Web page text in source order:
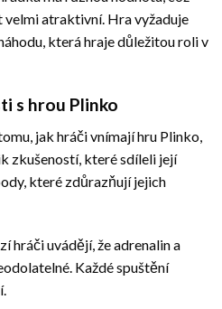
velmi atraktivní. Hra vyžaduje
která hraje důležitou roli v
s hrou Plinko
jak hráči vnímají hru Plinko,
zkušeností, které sdíleli její
které zdůrazňují jejich
hráči uvádějí, že adrenalin a
Každé spuštění